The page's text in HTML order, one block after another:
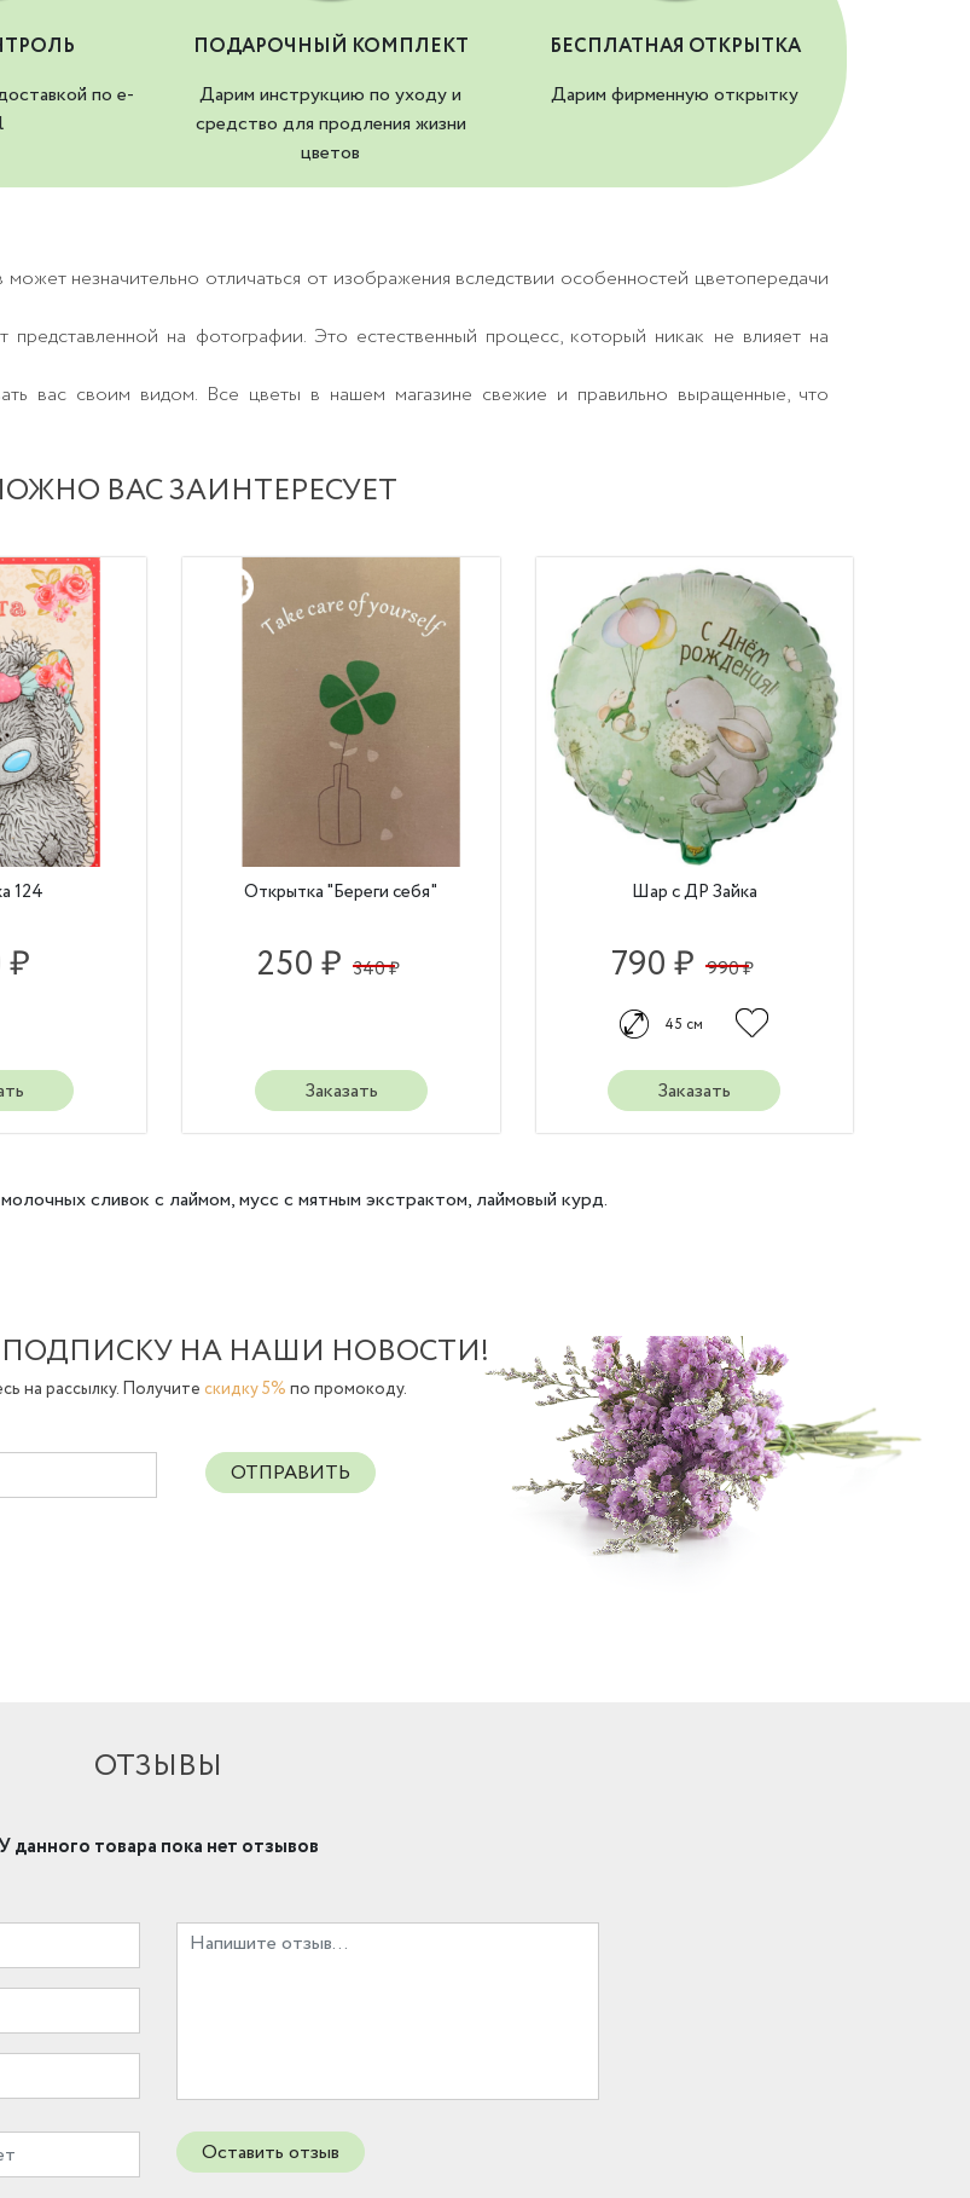
по e-
ПОДАРОЧНЫЙ КОМПЛЕКТ
Дарим инструкцию по уходу и
средство для продления жизни
цветов
БЕСПЛАТНАЯ ОТКРЫТКА
Дарим фирменную открытку
незначительно отличаться от изображения вследствии особенностей цветопередачи
на фотографии. Это естественный процесс, который никак не влияет на
вас своим видом. Все цветы в нашем магазине свежие и правильно выращенные, что
ВАС ЗАИНТЕРЕСУЕТ
124
₽
Открытка "Береги себя"
250 ₽ 340 ₽
Заказать
Шар с ДР Зайка
790 ₽ 990 ₽
45 см
Заказать
сливок с лаймом, мусс с мятным экстрактом, лаймовый курд.
ПОДПИСКУ НА НАШИ НОВОСТИ!
на рассылку. Получите скидку 5% по промокоду.
ОТПРАВИТЬ
ОТЗЫВЫ
данного товара пока нет отзывов
Оставить отзыв